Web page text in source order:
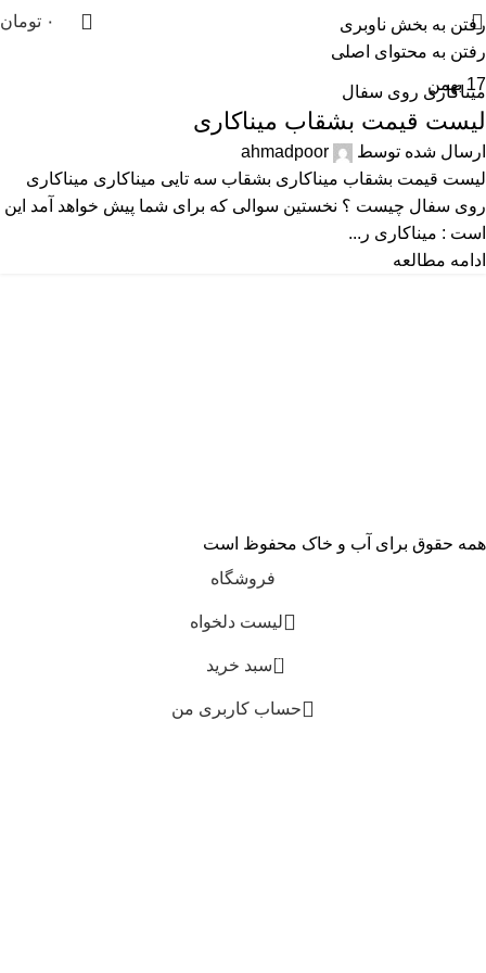
رفتن به بخش ناوبری
رفتن به محتوای اصلی
۰ تومان
17 بهمن
میناکاری روی سفال
لیست قیمت بشقاب میناکاری
ارسال شده توسط
ahmadpoor
لیست قیمت بشقاب میناکاری بشقاب سه تایی میناکاری میناکاری
روی سفال چیست ؟ نخستین سوالی که برای شما پیش خواهد آمد این
است : میناکاری ر...
ادامه مطالعه
همه حقوق برای آب و خاک محفوظ است
فروشگاه
لیست دلخواه
0 سبد خرید
حساب کاربری من